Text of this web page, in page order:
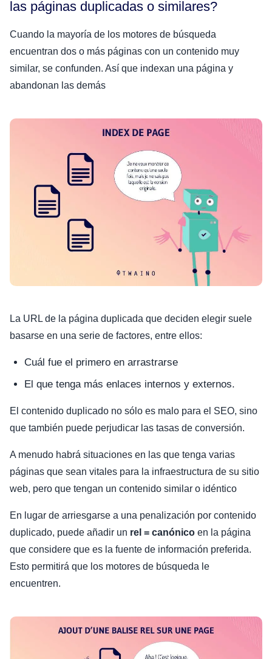
las páginas duplicadas o similares?
Cuando la mayoría de los motores de búsqueda
encuentran dos o más páginas con un contenido muy
similar, se confunden. Así que indexan una página y
abandonan las demás
La URL de la página duplicada que deciden elegir suele
basarse en una serie de factores, entre ellos:
Cuál fue el primero en arrastrarse
El que tenga más enlaces internos y externos.
El contenido duplicado no sólo es malo para el SEO, sino
que también puede perjudicar las tasas de conversión.
A menudo habrá situaciones en las que tenga varias
páginas que sean vitales para la infraestructura de su sitio
web, pero que tengan un contenido similar o idéntico
En lugar de arriesgarse a una penalización por contenido
duplicado, puede añadir un rel = canónico en la página
que considere que es la fuente de información preferida.
Esto permitirá que los motores de búsqueda le
encuentren.